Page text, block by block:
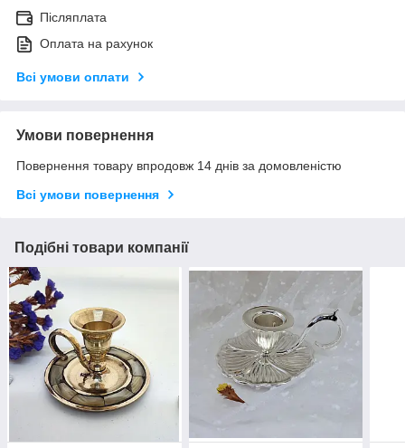
Післяплата
Оплата на рахунок
Всі умови оплати
Умови повернення
Повернення товару впродовж 14 днів за домовленістю
Всі умови повернення
Подібні товари компанії